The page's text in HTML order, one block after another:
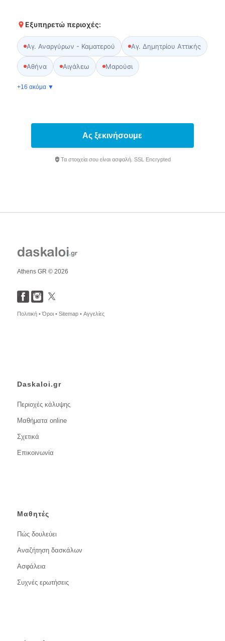
Εξυπηρετώ περιοχές:
Αγ. Αναργύρων - Καματερού Αγ. Δημητρίου Αττικής
Αθήνα Αιγάλεω Μαρούσι
+16 ακόμα ▼
Ας ξεκινήσουμε
Τα στοιχεία σου είναι ασφαλή. SSL Encrypted
Athens GR © 2026
Πολιτική •Όροι • Sitemap • Αγγελίες
Daskaloi.gr
Περιοχές κάλυψης
Μαθήματα online
Σχετικά
Επικοινωνία
Μαθητές
Πώς δουλεύει
Αναζήτηση δασκάλων
Ασφάλεια
Συχνές ερωτήσεις